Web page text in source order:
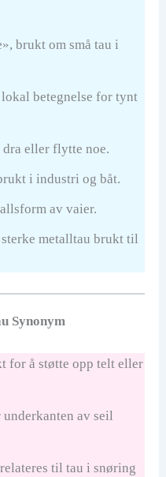
brukt om små tau i
betegnelse for tynt
eller flytte noe.
i industri og båt.
av vaier.
metalltau brukt til
Synonym
for å støtte opp telt eller
av seil
til tau i snøring